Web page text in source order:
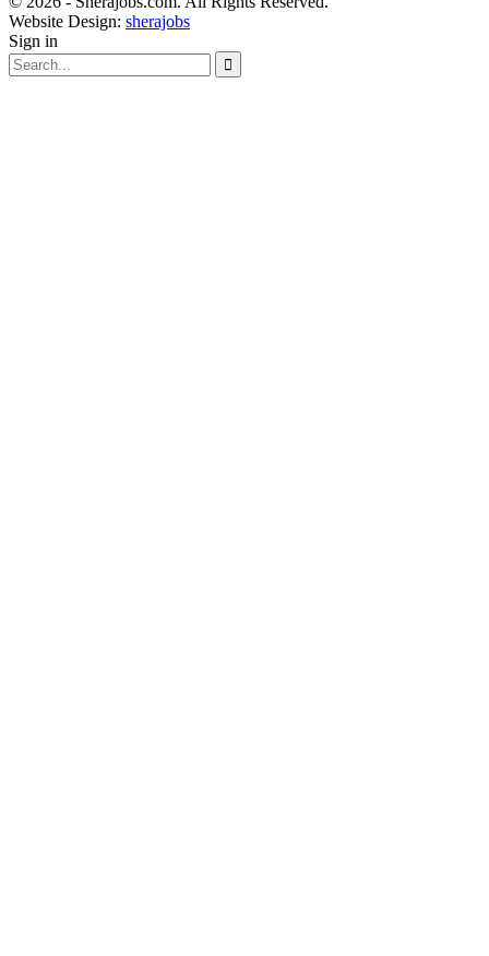
Website Design: sherajobs
Sign in